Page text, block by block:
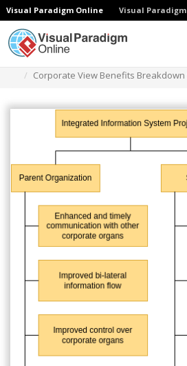
Visual Paradigm Online Visual
Corporate View Benefits Breakdown